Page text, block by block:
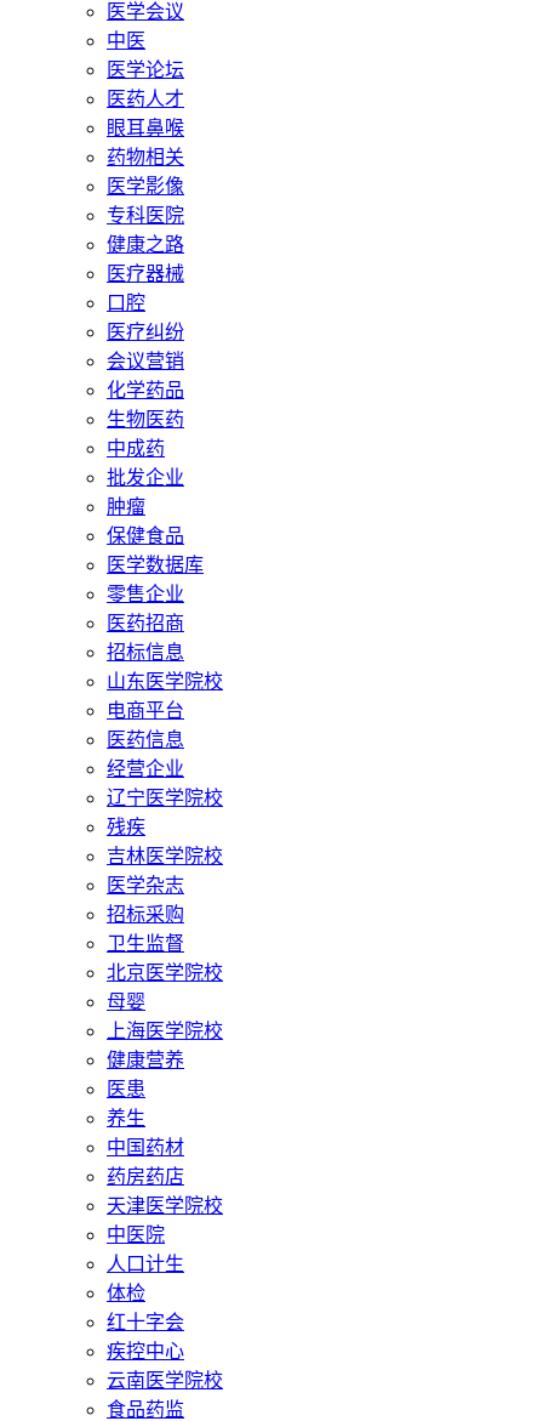
医学会议
中医
医学论坛
医药人才
眼耳鼻喉
药物相关
医学影像
专科医院
健康之路
医疗器械
口腔
医疗纠纷
会议营销
化学药品
生物医药
中成药
批发企业
肿瘤
保健食品
医学数据库
零售企业
医药招商
招标信息
山东医学院校
电商平台
医药信息
经营企业
辽宁医学院校
残疾
吉林医学院校
医学杂志
招标采购
卫生监督
北京医学院校
母婴
上海医学院校
健康营养
医患
养生
中国药材
药房药店
天津医学院校
中医院
人口计生
体检
红十字会
疾控中心
云南医学院校
食品药监